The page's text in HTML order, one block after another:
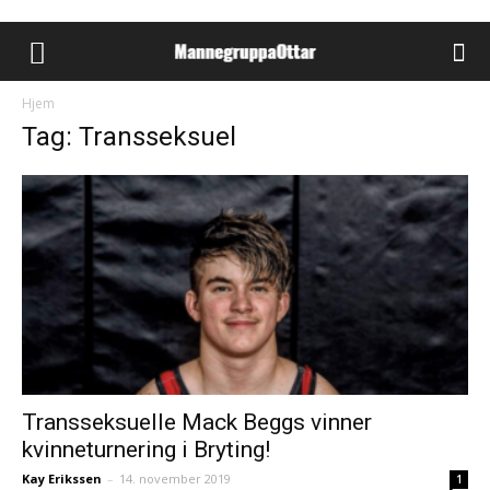
Hjem
Tag: Transseksuel
Transseksuelle Mack Beggs vinner
kvinneturnering i Bryting!
Kay Erikssen – 14. november 2019 1